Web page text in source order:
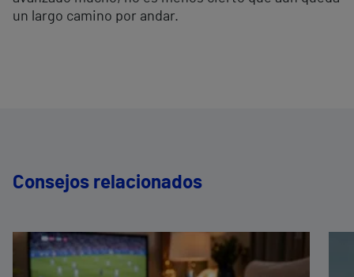
un largo camino por andar.
Consejos relacionados